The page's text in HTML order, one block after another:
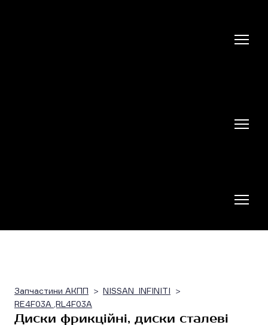
Запчастини АКПП
NISSAN_INFINITI
RE4F03A ,RL4F03A
Диски фрикційні, диски сталеві